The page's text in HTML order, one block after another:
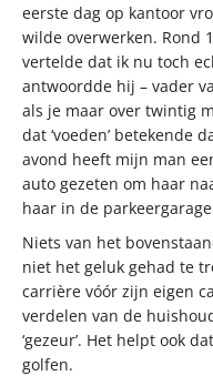
eerste dag op kantoor
wilde overwerken. Rond
vertelde dat ik nu toch
antwoordde hij – vader
als je maar over twintig
dat ‘voeden’ betekende
avond heeft mijn man
auto gezeten om haar
haar in de
Niets van het
niet het geluk gehad te
carrière vóór zijn eigen
verdelen van de
‘gezeur’. Het helpt ook
golfen.